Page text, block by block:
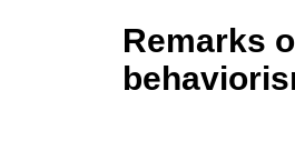
Remarks